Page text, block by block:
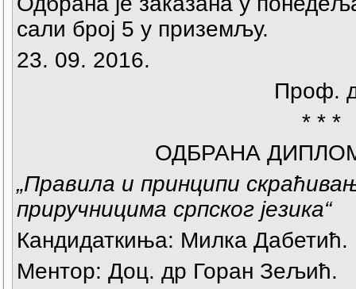
сали број 5 у приземљу.
23. 09. 2016.
Проф.
* * *
ОДБРАНА
„Правила и принципи
приручницима српског језика“
Кандидаткиња: Милка Дабетић.
Ментор: Доц. др Горан Зељић.